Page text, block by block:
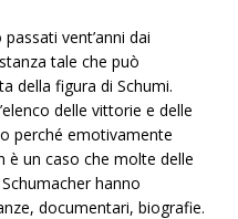
vent’anni dai
tale che può
della figura di Schumi.
delle vittorie e delle
perché emotivamente
è un caso che molte delle
hanno
documentari, biografie.